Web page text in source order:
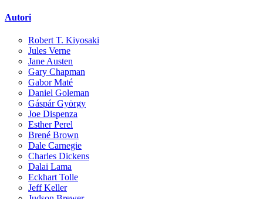
Autori
Robert T. Kiyosaki
Jules Verne
Jane Austen
Gary Chapman
Gabor Maté
Daniel Goleman
Gáspár György
Joe Dispenza
Esther Perel
Brené Brown
Dale Carnegie
Charles Dickens
Dalai Lama
Eckhart Tolle
Jeff Keller